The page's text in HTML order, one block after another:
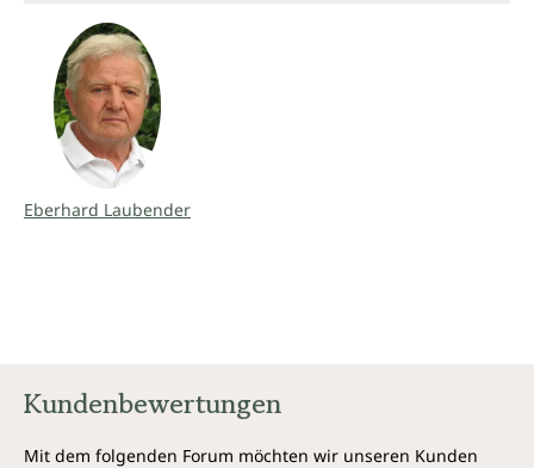
Eberhard Laubender
Kundenbewertungen
Mit dem folgenden Forum möchten wir unseren Kunden